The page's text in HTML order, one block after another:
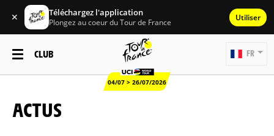
✕ Téléchargez l'application
Plongez au coeur du Tour de France Utiliser
CLUB
04/07 > 26/07/2026
FR
ACTUS